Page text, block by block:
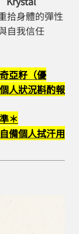
拾身體的彈性
自我信任
亞籽（優
人狀況斟酌報
＊
備個人拭汗用